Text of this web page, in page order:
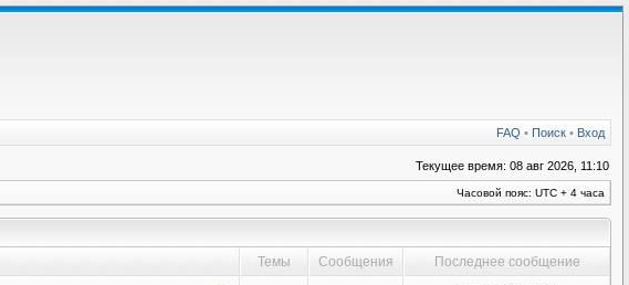
FAQ • Поиск • Вход
Текущее время: 08 авг 2026, 11:10
Часовой пояс: UTC + 4 часа
Темы Сообщения
Последнее сообщение